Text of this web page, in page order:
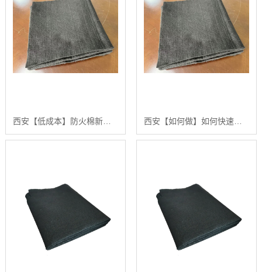
西安【低成本】防火棉新闻：从入门到精通的采购与应用分步指南【有哪些?】 西安【如何做】如何快速获取最新的防火棉新闻？【2024年防火棉市场动态深度解析】【有什么用?】